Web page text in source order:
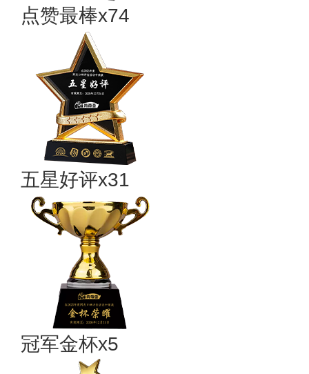
点赞最棒x74
五星好评x31
冠军金杯x5